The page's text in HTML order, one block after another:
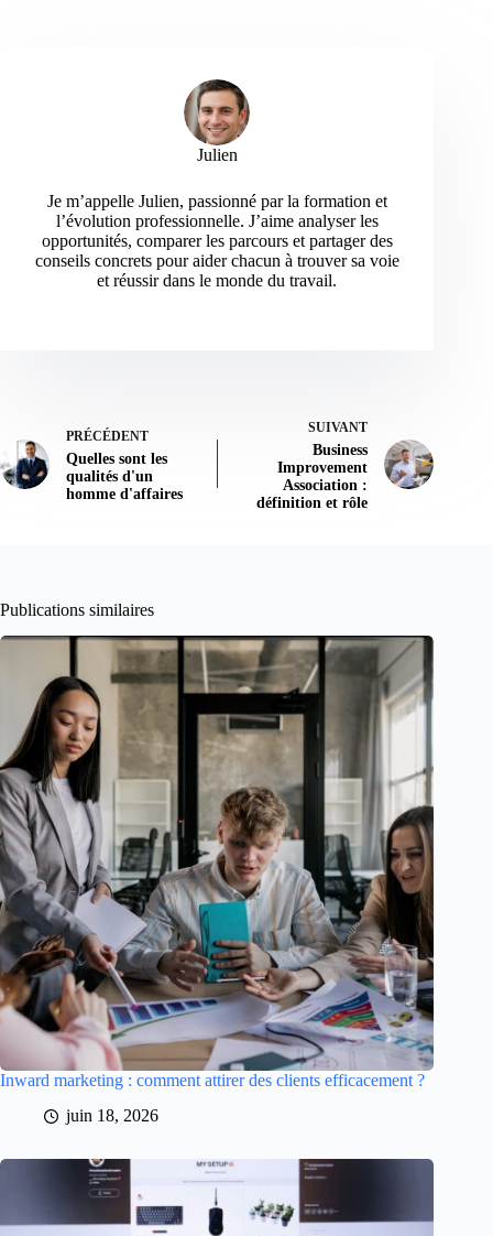
Julien
Je m’appelle Julien, passionné par la formation et
l’évolution professionnelle. J’aime analyser les
opportunités, comparer les parcours et partager des
conseils concrets pour aider chacun à trouver sa voie
et réussir dans le monde du travail.
PRÉCÉDENT
Quelles sont les
qualités d'un
homme d'affaires
SUIVANT
Business
Improvement
Association :
définition et rôle
Publications similaires
Inward marketing : comment attirer des clients efficacement ?
juin 18, 2026